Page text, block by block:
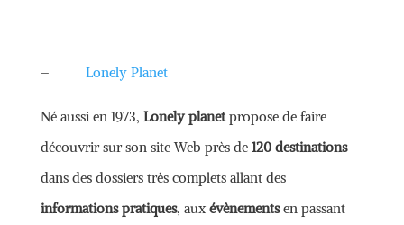
– Lonely Planet
Né aussi en 1973, Lonely planetpropose de faire
découvrir sur son site Web près de 120 destinations
dans des dossiers très complets allant des
informations pratiques, aux évènementsen passant